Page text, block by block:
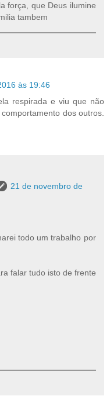
força, que Deus ilumine
tambem
às 19:46
respirada e viu que não
dos outros.
21 de novembro de
todo um trabalho por
falar tudo isto de frente